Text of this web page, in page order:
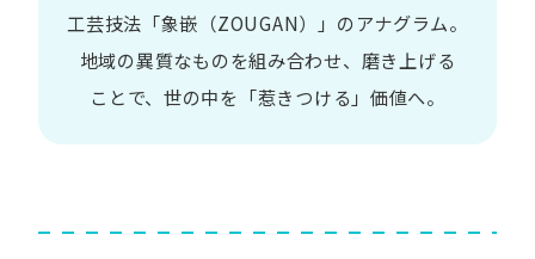
工芸技法​「象嵌​（ZOUGAN）」の​アナグラム。
地域の​異質な​ものを​組み合わせ、 磨き上げる​
ことで、 世の​中を​「惹きつける」価値へ。​